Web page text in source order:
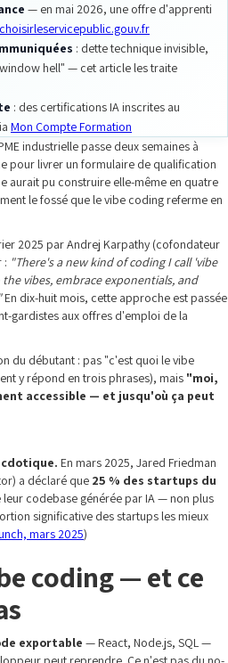
— en mai 2026, une offre d'apprenti
choisirleservicepublic.gouv.fr
: dette technique invisible,
hell" — cet article les traite
: des certifications IA inscrites au
Mon Compte Formation
industrielle passe deux semaines à
pour livrer un formulaire de qualification
aurait pu construire elle-même en quatre
le fossé que le vibe coding referme en
2025 par Andrej Karpathy (cofondateur
: "There's a new kind of coding I call 'vibe
vibes, embrace exponentials, and
En dix-huit mois, cette approche est passée
gardistes aux offres d'emploi de la
du débutant : pas "c'est quoi le vibe
y répond en trois phrases), mais "moi,
accessible — et jusqu'où ça peut
En mars 2025, Jared Friedman
a déclaré que 25 % des startups du
leur codebase générée par IA — non plus
significative des startups les mieux
mars 2025)
coding — et ce
exportable — React, Node.js, SQL —